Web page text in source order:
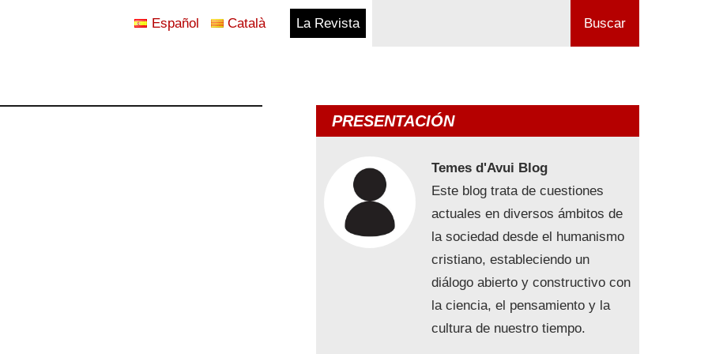
Buscar
Español Català La Revista
PRESENTACIÓN
Temes d'Avui Blog
Este blog trata de cuestiones
actuales en diversos ámbitos de
la sociedad desde el humanismo
cristiano, estableciendo un
diálogo abierto y constructivo con
la ciencia, el pensamiento y la
cultura de nuestro tiempo.